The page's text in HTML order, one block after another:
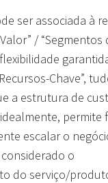
ser associada à
/ “Segmentos
Chave”,
a estrutura de
permite
escalar o
o
do serviço/